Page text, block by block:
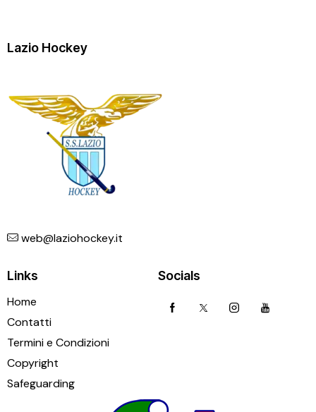
Lazio Hockey
web@laziohockey.it
Links
Home
Contatti
Termini e Condizioni
Copyright
Safeguarding
Socials